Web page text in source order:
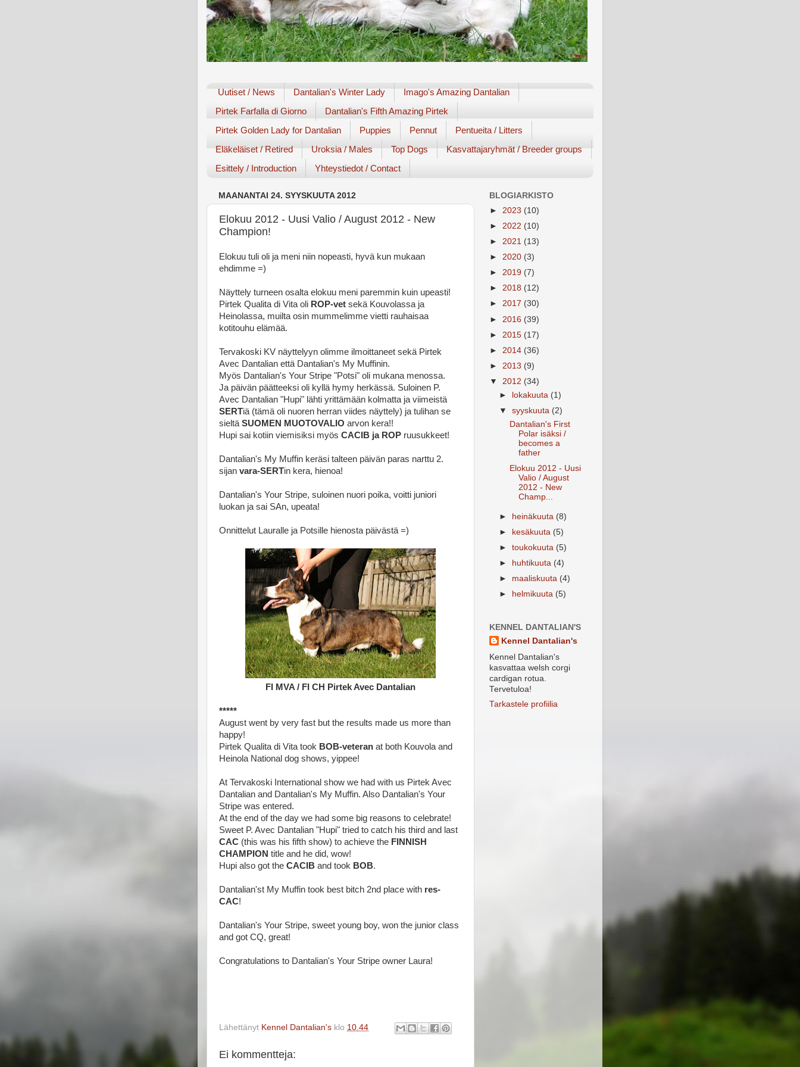
Uutiset / News Dantalian's Winter Lady
Imago's Amazing Dantalian
Pirtek Farfalla di Giorno
Dantalian's Fifth Amazing Pirtek
Pirtek Golden Lady for Dantalian
Puppies Pennut
Pentueita / Litters
Eläkeläiset / Retired
Uroksia / Males Top Dogs
Kasvattajaryhmät / Breeder groups
Esittely / Introduction
Yhteystiedot / Contact
MAANANTAI 24. SYYSKUUTA 2012
Elokuu 2012 - Uusi Valio / August 2012 - New
Champion!
Elokuu tuli oli ja meni niin nopeasti, hyvä kun mukaan
ehdimme =)
Näyttely turneen osalta elokuu meni paremmin kuin upeasti!
Pirtek Qualita di Vita oli ROP-vet sekä Kouvolassa ja
Heinolassa, muilta osin mummelimme vietti rauhaisaa
kotitouhu elämää.
Tervakoski KV näyttelyyn olimme ilmoittaneet sekä Pirtek
Avec Dantalian että Dantalian's My Muffinin.
Myös Dantalian's Your Stripe "Potsi" oli mukana menossa.
Ja päivän päätteeksi oli kyllä hymy herkässä. Suloinen P.
Avec Dantalian "Hupi" lähti yrittämään kolmatta ja viimeistä
SERTiä (tämä oli nuoren herran viides näyttely) ja tulihan se
sieltä SUOMEN MUOTOVALIO arvon kera!!
Hupi sai kotiin viemisiksi myös CACIB ja ROP ruusukkeet!
Dantalian's My Muffin keräsi talteen päivän paras narttu 2.
sijan vara-SERTin kera, hienoa!
Dantalian's Your Stripe, suloinen nuori poika, voitti juniori
luokan ja sai SAn, upeata!
Onnittelut Lauralle ja Potsille hienosta päivästä =)
FI MVA / FI CH Pirtek Avec Dantalian
*****
August went by very fast but the results made us more than
happy!
Pirtek Qualita di Vita took BOB-veteran at both Kouvola and
Heinola National dog shows, yippee!
At Tervakoski International show we had with us Pirtek Avec
Dantalian and Dantalian's My Muffin. Also Dantalian's Your
Stripe was entered.
At the end of the day we had some big reasons to celebrate!
Sweet P. Avec Dantalian "Hupi" tried to catch his third and last
CAC (this was his fifth show) to achieve the FINNISH
CHAMPION title and he did, wow!
Hupi also got the CACIB and took BOB.
Dantalian'st My Muffin took best bitch 2nd place with res-
CAC!
Dantalian's Your Stripe, sweet young boy, won the junior class
and got CQ, great!
Congratulations to Dantalian's Your Stripe owner Laura!
Lähettänyt Kennel Dantalian's klo 10.44
Ei kommentteja:
BLOGIARKISTO
► 2023 (10)
► 2022 (10)
► 2021 (13)
► 2020 (3)
► 2019 (7)
► 2018 (12)
► 2017 (30)
► 2016 (39)
► 2015 (17)
► 2014 (36)
► 2013 (9)
▼ 2012 (34)
►
lokakuuta (1)
▼syyskuuta (2)
Dantalian's First
Polar isäksi /
becomes a
father
Elokuu 2012 - Uusi
Valio / August
2012 - New
Champ...
► heinäkuuta (8)
►
kesäkuuta (5)
►toukokuuta (5)
►
huhtikuuta (4)
► maaliskuuta (4)
►
helmikuuta (5)
KENNEL DANTALIAN'S
Kennel Dantalian's
Kennel Dantalian's
kasvattaa welsh corgi
cardigan rotua.
Tervetuloa!
Tarkastele profiilia